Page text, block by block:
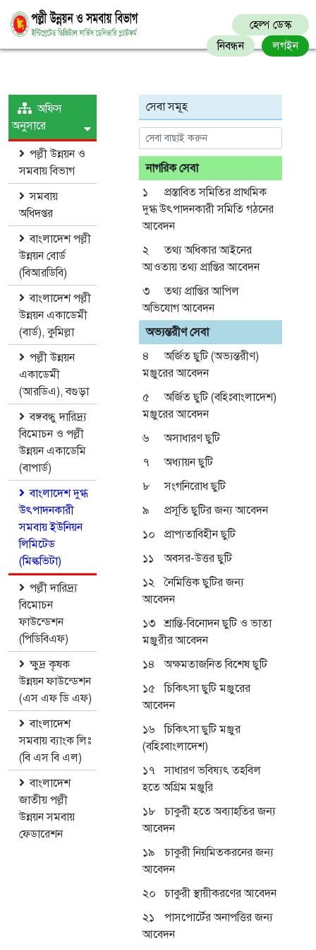
হেল্প ডেস্ক
নিবন্ধন
লগইন
অফিস
অনুসারে
পল্লী উন্নয়ন ও
সমবায় বিভাগ
সমবায়
অধিদপ্তর
বাংলাদেশ পল্লী
উন্নয়ন বোর্ড
(বিআরডিবি)
বাংলাদেশ পল্লী
উন্নয়ন একাডেমী
(বার্ড), কুমিল্লা
পল্লী উন্নয়ন
একাডেমী
(আরডিএ), বগুড়া
বঙ্গবন্ধু দারিদ্র্য
বিমোচন ও পল্লী
উন্নয়ন একাডেমি
(বাপার্ড)
বাংলাদেশ দুগ্ধ
উৎপাদনকারী
সমবায় ইউনিয়ন
লিমিটেড
(মিল্কভিটা)
পল্লী দারিদ্র্য
বিমোচন
ফাউন্ডেশন
(পিডিবিএফ)
ক্ষুদ্র কৃষক
উন্নয়ন ফাউন্ডেশন
(এস এফ ডি এফ)
বাংলাদেশ
সমবায় ব্যাংক লিঃ
(বি এস বি এল)
বাংলাদেশ
জাতীয় পল্লী
উন্নয়ন সমবায়
ফেডারেশন
সেবা সমূহ
নাগরিক সেবা
১
প্রস্তাবিত সমিতির প্রাথমিক
দুগ্ধ উৎপাদনকারী সমিতি গঠনের
আবেদন
২
তথ্য অধিকার আইনের
আওতায় তথ্য প্রাপ্তির আবেদন
৩
তথ্য প্রাপ্তির আপিল
অভিযোগ আবেদন
অভ্যন্তরীণ সেবা
৪
অর্জিত ছুটি (অভ্যন্তরীণ)
মঞ্জুরের আবেদন
৫
অর্জিত ছুটি (বহিঃবাংলাদেশ)
মঞ্জুরের আবেদন
৬
অসাধারণ ছুটি
৭
অধ্যায়ন ছুটি
৮
সংগনিরোধ ছুটি
৯
প্রসূতি ছুটির জন্য আবেদন
১০
প্রাপ্যতাবিহীন ছুটি
১১
অবসর-উত্তর ছুটি
১২
নৈমিত্তিক ছুটির জন্য
আবেদন
১৩ শ্রান্তি-বিনোদন ছুটি ও ভাতা
মঞ্জুরীর আবেদন
১৪
অক্ষমতাজনিত বিশেষ ছুটি
১৫ চিকিৎসা ছুটি মঞ্জুরের
আবেদন
১৬ চিকিৎসা ছুটি মঞ্জুর
(বহিঃবাংলাদেশ)
১৭
সাধারণ ভবিষ্যৎ তহবিল
হতে অগ্রিম মঞ্জুরি
১৮
চাকুরী হতে অব্যাহতির জন্য
আবেদন
১৯
চাকুরী নিয়মিতকরনের জন্য
আবেদন
২০
চাকুরী স্থায়ীকরণের আবেদন
২১
পাসপোর্টের অনাপত্তির জন্য
আবেদন